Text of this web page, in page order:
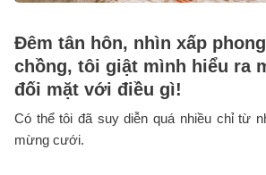
Đêm tân hôn, nhìn xấp
chồng, tôi giật mình hiểu ra
đối mặt với điều gì!
Có thể tôi đã suy diễn quá nhiều chỉ từ
mừng cưới.